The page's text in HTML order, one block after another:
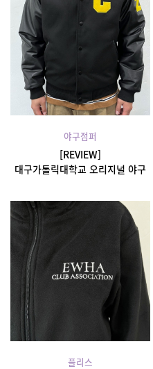
야구점퍼
[REVIEW]
대구가톨릭대학교 오리지널 야구
플리스